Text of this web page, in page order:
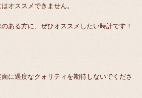
オススメできません。
ある方に、ぜひオススメしたい時計です！
に過度なクォリティを期待しないでくださ